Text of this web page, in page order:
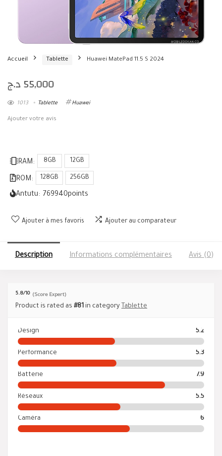
Accueil Tablette Huawei MatePad 11.5 S 2024
55,000د.ج
1013 Tablette Huawei
Ajouter votre avis
RAM: 8GB 12GB
ROM: 128GB 256GB
Antutu: 769940points
Ajouter à mes favoris Ajouter au comparateur
Description Informations complémentaires Avis (0)
5.8/10 (Score Expert)
Product is rated as #81 in category Tablette
Design 5.2
Performance 5.3
Batterie 7.9
Réseaux 5.5
Caméra 6